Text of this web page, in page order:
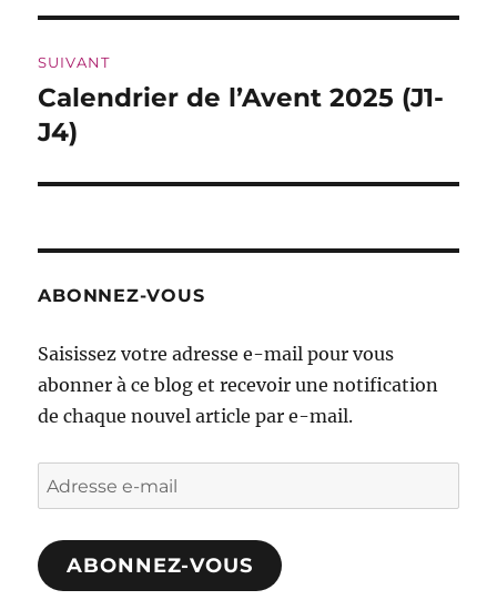
SUIVANT
Publication
suivante :
Calendrier de l’Avent 2025 (J1-
J4)
ABONNEZ-VOUS
Saisissez votre adresse e-mail pour vous
abonner à ce blog et recevoir une notification
de chaque nouvel article par e-mail.
Adresse
e-
mail
ABONNEZ-VOUS